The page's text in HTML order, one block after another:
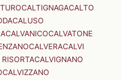
CALTIGNAGACALTO
CALUSO
CALVANICOCALVATONE
CALVERACALVI
RISORTACALVIGNANO
CALVIZZANO